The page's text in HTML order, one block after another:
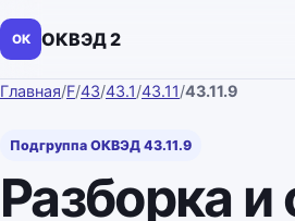
ОК ОКВЭД 2
Главная/F/43/43.1/43.11/43.11.9
Подгруппа ОКВЭД 43.11.9
Разборка